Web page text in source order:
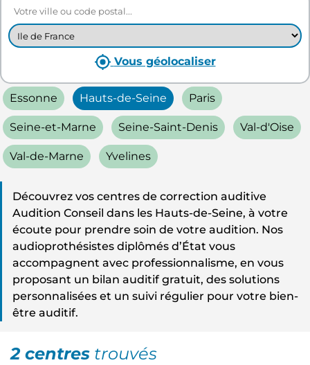
Vous géolocaliser
Essonne Hauts-de-Seine Paris
Seine-et-Marne Seine-Saint-Denis Val-d'Oise
Val-de-Marne Yvelines
Découvrez vos centres de correction auditive
Audition Conseil dans les Hauts-de-Seine, à votre
écoute pour prendre soin de votre audition. Nos
audioprothésistes diplômés d’État vous
accompagnent avec professionnalisme, en vous
proposant un bilan auditif gratuit, des solutions
personnalisées et un suivi régulier pour votre bien-
être auditif.
2 centres trouvés